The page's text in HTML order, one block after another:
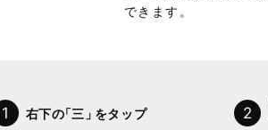
できます。
1 右下の「三」をタップ 2